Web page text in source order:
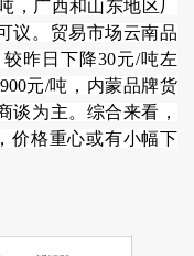
，广西和山东地区厂
议。贸易市场云南品
较昨日下降30元/吨左
元/吨，内蒙品牌货
谈为主。综合来看，
价格重心或有小幅下